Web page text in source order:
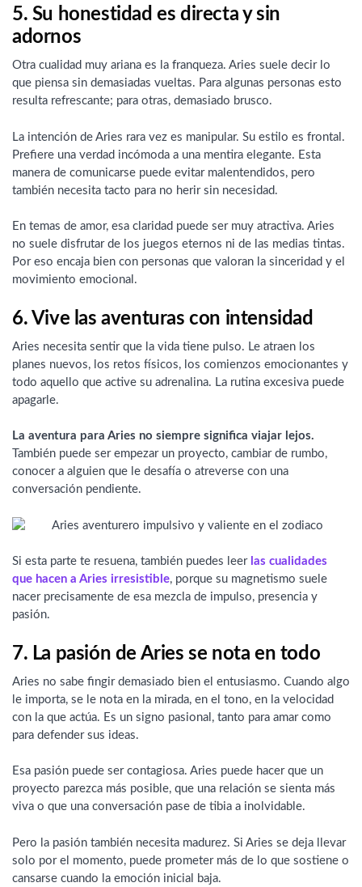
5. Su honestidad es directa y sin
adornos
Otra cualidad muy ariana es la franqueza. Aries suele decir lo
que piensa sin demasiadas vueltas. Para algunas personas esto
resulta refrescante; para otras, demasiado brusco.
La intención de Aries rara vez es manipular. Su estilo es frontal.
Prefiere una verdad incómoda a una mentira elegante. Esta
manera de comunicarse puede evitar malentendidos, pero
también necesita tacto para no herir sin necesidad.
En temas de amor, esa claridad puede ser muy atractiva. Aries
no suele disfrutar de los juegos eternos ni de las medias tintas.
Por eso encaja bien con personas que valoran la sinceridad y el
movimiento emocional.
6. Vive las aventuras con intensidad
Aries necesita sentir que la vida tiene pulso. Le atraen los
planes nuevos, los retos físicos, los comienzos emocionantes y
todo aquello que active su adrenalina. La rutina excesiva puede
apagarle.
La aventura para Aries no siempre significa viajar lejos.
También puede ser empezar un proyecto, cambiar de rumbo,
conocer a alguien que le desafía o atreverse con una
conversación pendiente.
Si esta parte te resuena, también puedes leer las cualidades
que hacen a Aries irresistible, porque su magnetismo suele
nacer precisamente de esa mezcla de impulso, presencia y
pasión.
7. La pasión de Aries se nota en todo
Aries no sabe fingir demasiado bien el entusiasmo. Cuando algo
le importa, se le nota en la mirada, en el tono, en la velocidad
con la que actúa. Es un signo pasional, tanto para amar como
para defender sus ideas.
Esa pasión puede ser contagiosa. Aries puede hacer que un
proyecto parezca más posible, que una relación se sienta más
viva o que una conversación pase de tibia a inolvidable.
Pero la pasión también necesita madurez. Si Aries se deja llevar
solo por el momento, puede prometer más de lo que sostiene o
cansarse cuando la emoción inicial baja.